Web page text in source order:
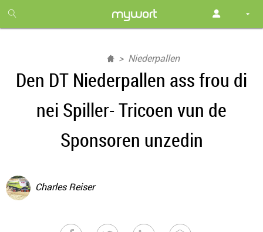
month
free
Niederpallen
Den DT Niederpallen ass frou di
nei Spiller- Tricoen vun de
Sponsoren unzedin
Charles Reiser